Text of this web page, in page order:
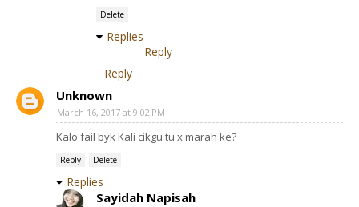
Delete
Replies
Reply
Reply
Unknown
March 16, 2017 at 9:02 PM
Kalo fail byk Kali cikgu tu x marah ke?
Reply Delete
Replies
Sayidah Napisah